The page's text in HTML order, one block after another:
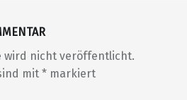
wird nicht veröffentlicht.
mit *markiert